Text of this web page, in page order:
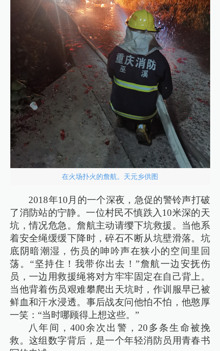
在火场扑火的詹航。天元乡供图
2018年10月的一个深夜，急促的警铃声打破
了消防站的宁静。一位村民不慎跌入10米深的天
坑，情况危急。詹航主动请缨下坑救援。当他系
着安全绳缓缓下降时，碎石不断从坑壁滑落。坑
底阴暗潮湿，伤员的呻吟声在狭小的空间里回
荡。“坚持住！我带你出去！”詹航一边安抚伤
员，一边用救援绳将对方牢牢固定在自己背上。
当他背着伤员艰难攀爬出天坑时，作训服早已被
鲜血和汗水浸透。事后战友问他怕不怕，他憨厚
一笑：“当时哪顾得上想这些。”
八年间，400余次出警，20多条生命被挽
救。这组数字背后，是一个年轻消防员用青春书